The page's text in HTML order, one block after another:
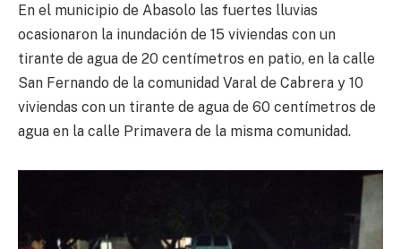
En el municipio de Abasolo las fuertes lluvias
ocasionaron la inundación de 15 viviendas con un
tirante de agua de 20 centímetros en patio, en la calle
San Fernando de la comunidad Varal de Cabrera y 10
viviendas con un tirante de agua de 60 centímetros de
agua en la calle Primavera de la misma comunidad.